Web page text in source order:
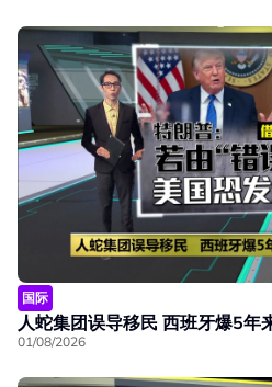
国际
人蛇集团误导移民 西班牙爆5年
01/08/2026